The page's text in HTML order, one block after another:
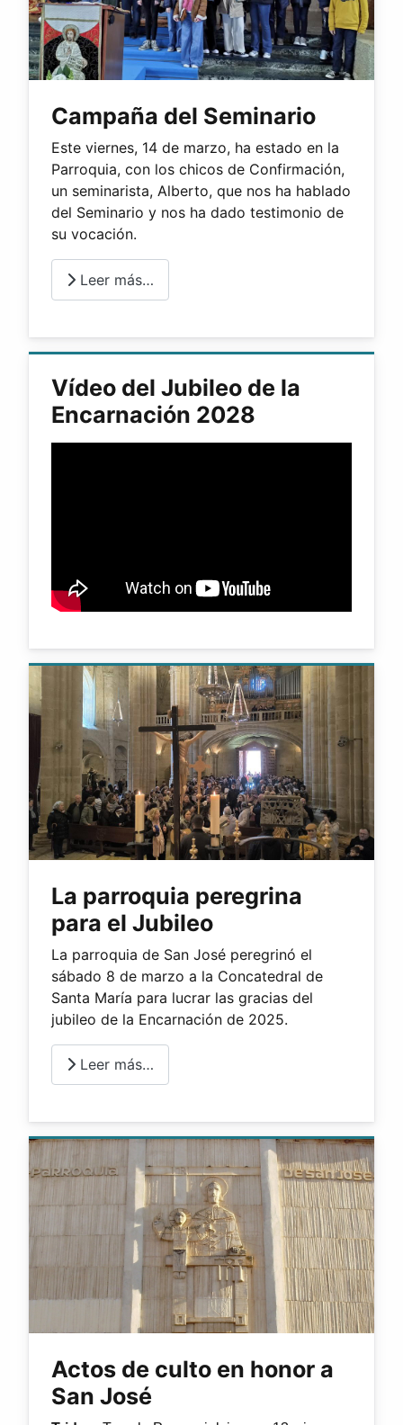
Campaña del Seminario
Este viernes, 14 de marzo, ha estado en la
Parroquia, con los chicos de Confirmación,
un seminarista, Alberto, que nos ha hablado
del Seminario y nos ha dado testimonio de
su vocación.
Leer más…
Vídeo del Jubileo de la
Encarnación 2028
La parroquia peregrina
para el Jubileo
La parroquia de San José peregrinó el
sábado 8 de marzo a la Concatedral de
Santa María para lucrar las gracias del
jubileo de la Encarnación de 2025.
Leer más…
Actos de culto en honor a
San José